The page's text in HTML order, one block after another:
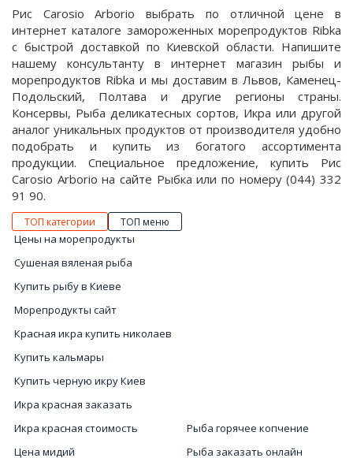
Рис Carosio Arborio выбрать по отличной цене в
интернет каталоге замороженных морепродуктов Ribka
с быстрой доставкой по Киевской области. Напишите
нашему консультанту в интернет магазин рыбы и
морепродуктов Ribka и мы доставим в Львов, Каменец-
Подольский, Полтава и другие регионы страны.
Консервы, Рыба деликатесных сортов, Икра или другой
аналог уникальных продуктов от производителя удобно
подобрать и купить из богатого ассортимента
продукции. Специальное предложение, купить Рис
Carosio Arborio на сайте Рыбка или по номеру (044) 332
91 90.
ТОП категории ТОП меню
Цены на морепродукты
Сушеная вяленая рыба
Купить рыбу в Киеве
Морепродукты сайт
Красная икра купить николаев
Купить кальмары
Купить черную икру Киев
Икра красная заказать
Икра красная стоимость
Цена мидий
Рыба горячее копчение
Рыба заказать онлайн